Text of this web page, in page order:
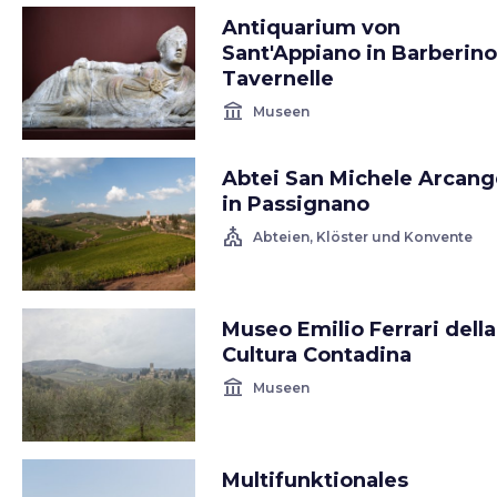
Antiquarium von
Sant'Appiano in Barberino
Tavernelle
account_balance Museen
Abtei San Michele
in Passignano
church Abteien, Klöster und Konvente
Museo Emilio Ferrari della
Cultura Contadina
account_balance Museen
Multifunktionales